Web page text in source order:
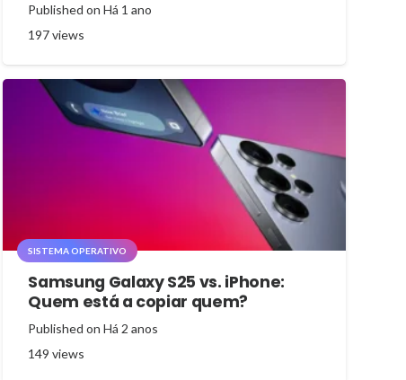
Published onHá 1 ano
197views
SISTEMA OPERATIVO
Samsung Galaxy S25 vs. iPhone:
Quem está a copiar quem?
Published onHá 2 anos
149 views